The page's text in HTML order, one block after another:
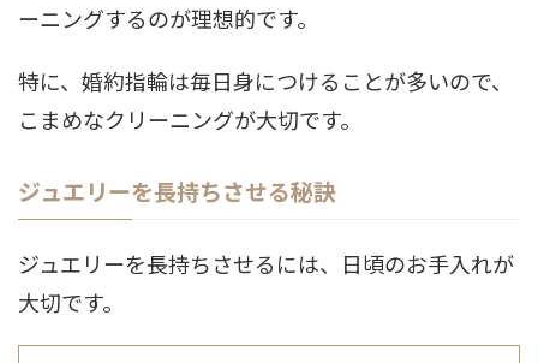
ーニングするのが理想的です。
特に、婚約指輪は毎日身につけることが多いので、
こまめなクリーニングが大切です。
ジュエリーを長持ちさせる秘訣
ジュエリーを長持ちさせるには、日頃のお手入れが
大切です。